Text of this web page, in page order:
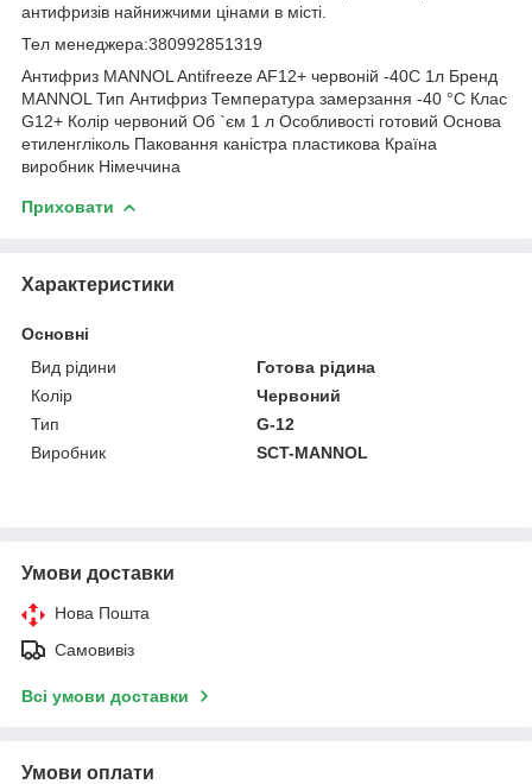
антифризів найнижчими цінами в місті.
Тел менеджера:380992851319
Антифриз MANNOL Antifreeze AF12+ червоній -40C 1л Бренд
MANNOL Тип Антифриз Температура замерзання -40 °C Клас
G12+ Колір червоний Об `єм 1 л Особливості готовий Основа
етиленгліколь Паковання каністра пластикова Країна
виробник Німеччина
Приховати
Характеристики
Основні
Вид рідини
Готова рідина
Колір
Червоний
Тип
G-12
Виробник
SCT-MANNOL
Умови доставки
Нова Пошта
Самовивіз
Всі умови доставки
Умови оплати